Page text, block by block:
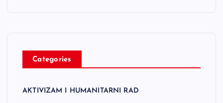
Categories
AKTIVIZAM I HUMANITARNI RAD